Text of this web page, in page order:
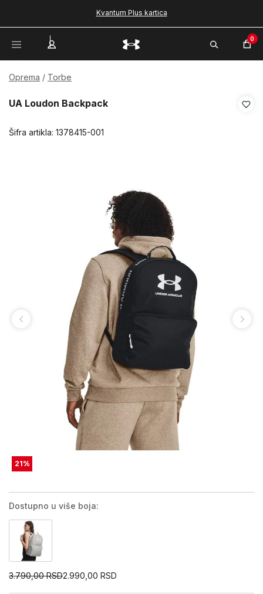
Kvantum Plus kartica
0
Oprema Torbe
UA Loudon Backpack
Šifra artikla: 1378415-001
21%
Dostupno u više boja:
3.790,00 RSD2.990,00 RSD